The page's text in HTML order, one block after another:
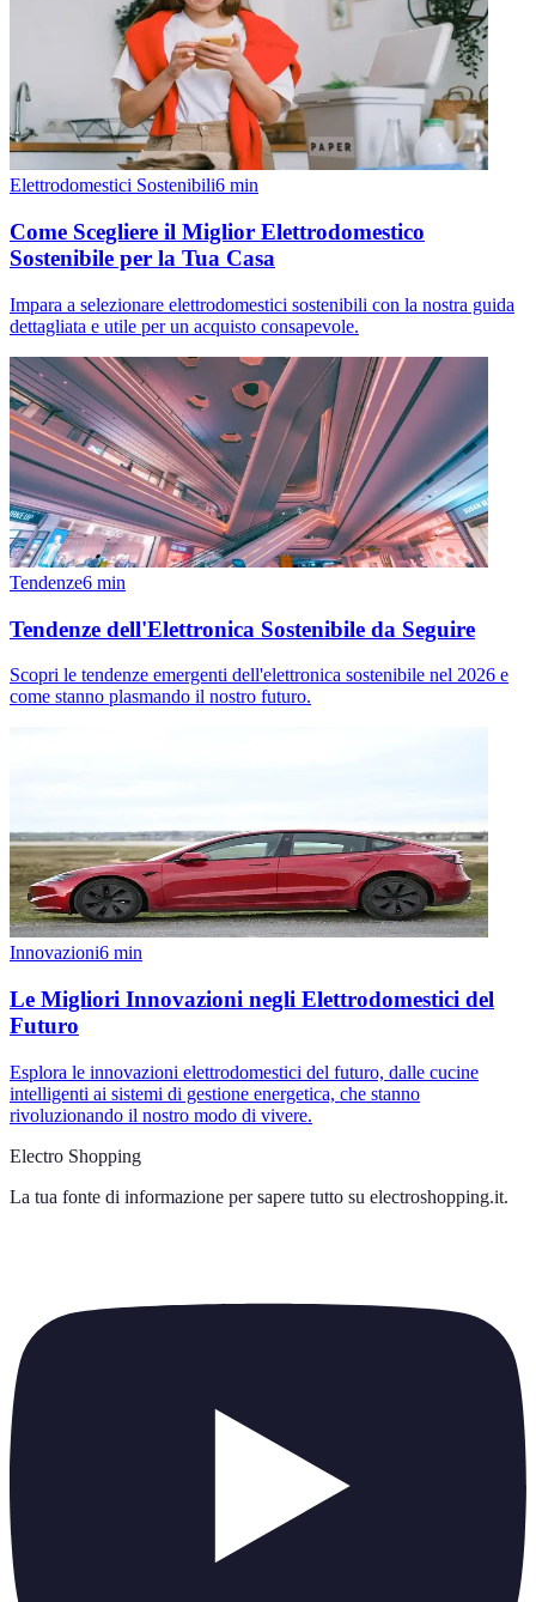
Elettrodomestici Sostenibili6 min
Come Scegliere il Miglior Elettrodomestico
Sostenibile per la Tua Casa
Impara a selezionare elettrodomestici sostenibili con la nostra guida
dettagliata e utile per un acquisto consapevole.
Tendenze6 min
Tendenze dell'Elettronica Sostenibile da Seguire
Scopri le tendenze emergenti dell'elettronica sostenibile nel 2026 e
come stanno plasmando il nostro futuro.
Innovazioni6 min
Le Migliori Innovazioni negli Elettrodomestici del
Futuro
Esplora le innovazioni elettrodomestici del futuro, dalle cucine
intelligenti ai sistemi di gestione energetica, che stanno
rivoluzionando il nostro modo di vivere.
Electro Shopping
La tua fonte di informazione per sapere tutto su electroshopping.it.